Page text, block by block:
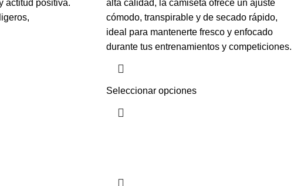
actitud positiva.
alta calidad, la camiseta ofrece un ajuste
cómodo, transpirable y de secado rápido,
ideal para mantenerte fresco y enfocado
durante tus entrenamientos y competiciones.
Seleccionar opciones